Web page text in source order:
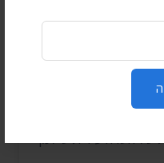
ליבה במוסדות
של השרה עידית סילמן